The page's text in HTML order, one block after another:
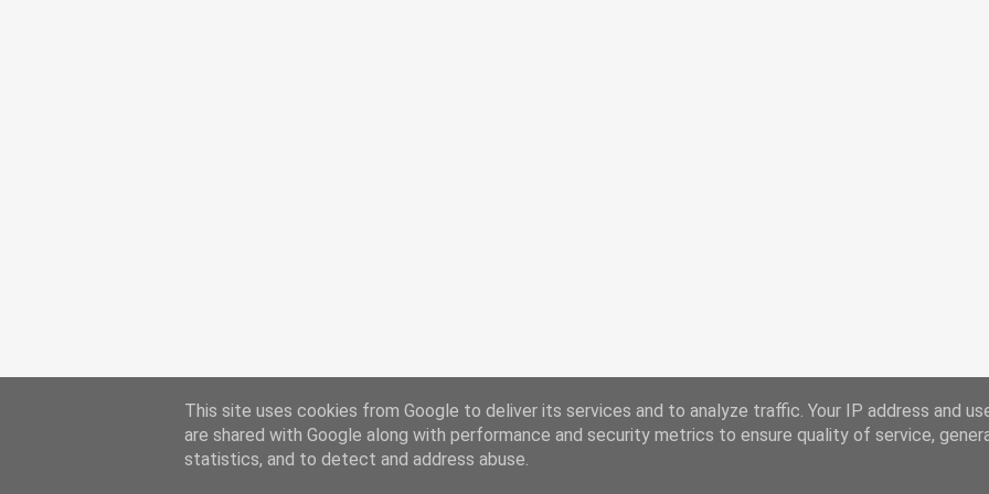
Chi Siamo Ricorrenze
This site uses cookies from Google to deliver its services and to analyze traffic. Your IP address and
are shared with Google along with performance and security metrics to ensure quality of service,
statistics, and to detect and address abuse.